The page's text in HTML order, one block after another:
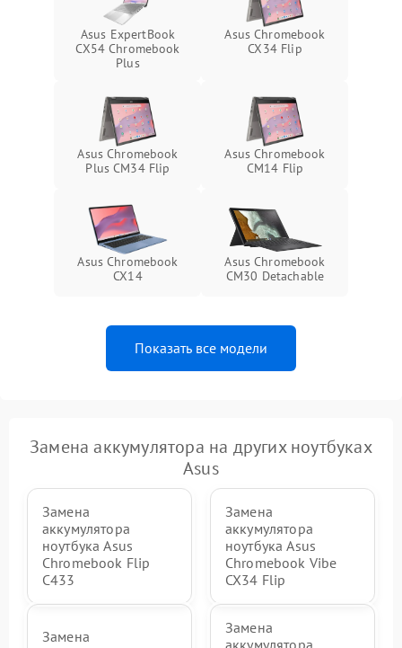
Asus ExpertBook
CX54 Chromebook
Plus
Asus Chromebook
CX34 Flip
Asus Chromebook
Plus CM34 Flip
Asus Chromebook
CM14 Flip
Asus Chromebook
CX14
Asus Chromebook
CM30 Detachable
Показать все модели
Замена аккумулятора на других ноутбуках
Asus
Замена
аккумулятора
ноутбука Asus
Chromebook Flip
C433
Замена
аккумулятора
ноутбука Asus
Chromebook Vibe
CX34 Flip
Замена
Замена